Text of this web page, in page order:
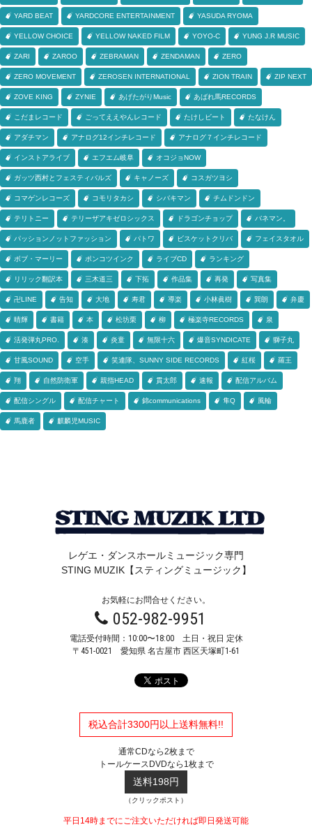
YARD BEAT YARDCORE ENTERTAINMENT YASUDA RYOMA
YELLOW CHOICE YELLOW NAKED FILM YOYO-C YUNG J.R MUSIC
ZARI ZAROO ZEBRAMAN ZENDAMAN ZERO
ZERO MOVEMENT ZEROSEN INTERNATIONAL ZION TRAIN ZIP NEXT
ZOVE KING ZYNIE あげたがりMusic あばれ馬RECORDS
こだまレコード ごってええやんレコード たけしビート たなけん
アダチマン アナログ12インチレコード アナログ７インチレコード
インストアライブ エフエム岐阜 オコジョNOW
ガッツ西村とフェスティバルズ キャノーズ コスガツヨシ
コマゲンレコーズ コモリタカシ シバキマン チムドンドン
テリトニー テリーザアキゼロシックス ドラゴンチョップ バネマン。
パッションノットファッション パトワ ビスケットクリバ フェイスタオル
ボブ・マーリー ポンコツインク ライブCD ランキング
リリック翻訳本 三木道三 下拓 作品集 再発 写真集
卍LINE 告知 大地 寿君 導楽 小林眞樹 巽朗 弁慶
晴輝 書籍 本 松坊栗 柳 極楽寺RECORDS 泉
活発弾丸PRO. 湊 炎童 無限十六 爆音SYNDICATE 獅子丸
甘風SOUND 空手 笑連隊、SUNNY SIDE RECORDS 紅桜 羅王
翔 自然防衛軍 親指HEAD 貫太郎 速報 配信アルバム
配信シングル 配信チャート 錦communications 隼Q 風輪
馬鹿者 麒麟児MUSIC
レゲエ・ダンスホールミュージック専門
STING MUZIK【スティングミュージック】
お気軽にお問合せください。
052-982-9951
電話受付時間：10:00〜18:00 土日・祝日 定休
〒451-0021 愛知県 名古屋市 西区天塚町1-61
税込合計3300円以上送料無料!!
通常CDなら2枚まで
トールケースDVDなら1枚まで
送料198円
（クリックポスト）
平日14時までにご注文いただければ即日発送可能